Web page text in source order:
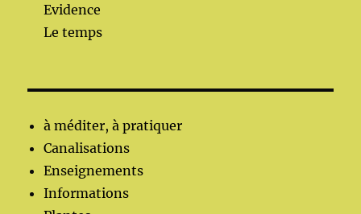
Evidence
Le temps
à méditer, à pratiquer
Canalisations
Enseignements
Informations